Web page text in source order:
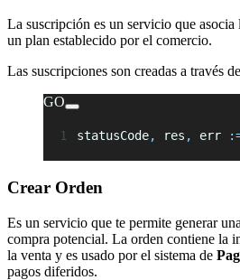
La suscripción es un servicio que asocia
un plan establecido por el comercio.
Las suscripciones son creadas a través
GO
statusCode, res , err
Crear Orden
Es un servicio que te permite generar
compra potencial. La orden contiene la
la venta y es usado por el sistema de
pagos diferidos.